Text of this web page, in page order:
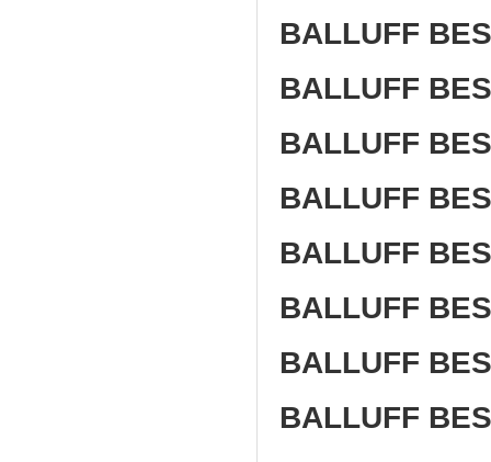
BALLUFF
BALLUFF
BALLUFF
BALLUFF
BALLUFF
BALLUFF
BALLUFF
BALLUFF